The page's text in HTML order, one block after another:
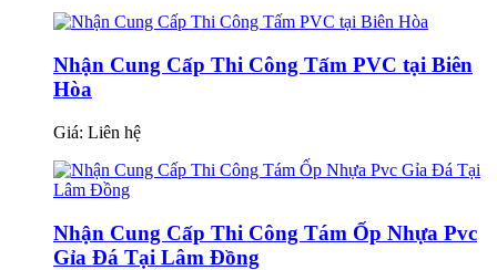
Nhận Cung Cấp Thi Công Tấm PVC tại Biên
Hòa
Giá: Liên hệ
Nhận Cung Cấp Thi Công Tám Ốp Nhựa Pvc
Gỉa Đá Tại Lâm Đồng